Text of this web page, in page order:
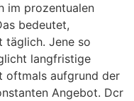
im prozentualen
bedeutet,
täglich. Jene so
langfristige
oftmals aufgrund der
Angebot. Dcr